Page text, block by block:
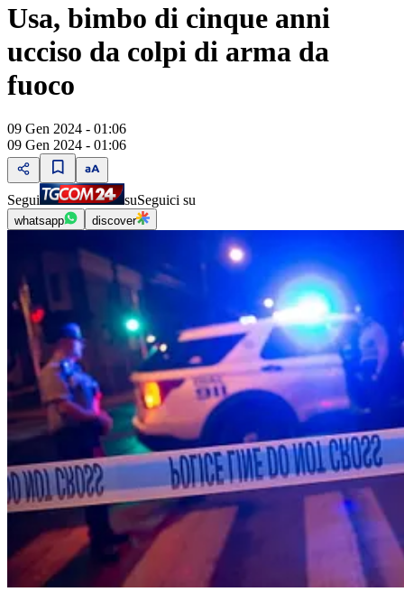
Usa, bimbo di cinque anni
ucciso da colpi di arma da
fuoco
09 Gen 2024 - 01:06
09 Gen 2024 - 01:06
Segui suSeguici su
whatsapp discover